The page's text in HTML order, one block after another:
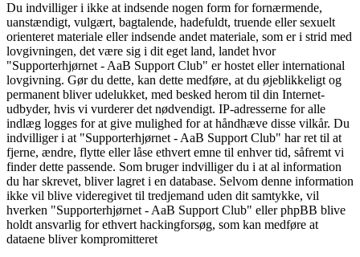
Du indvilliger i ikke at indsende nogen form for fornærmende,
uanstændigt, vulgært, bagtalende, hadefuldt, truende eller sexuelt
orienteret materiale eller indsende andet materiale, som er i strid med
lovgivningen, det være sig i dit eget land, landet hvor
"Supporterhjørnet - AaB Support Club" er hostet eller international
lovgivning. Gør du dette, kan dette medføre, at du øjeblikkeligt og
permanent bliver udelukket, med besked herom til din Internet-
udbyder, hvis vi vurderer det nødvendigt. IP-adresserne for alle
indlæg logges for at give mulighed for at håndhæve disse vilkår. Du
indvilliger i at "Supporterhjørnet - AaB Support Club" har ret til at
fjerne, ændre, flytte eller låse ethvert emne til enhver tid, såfremt vi
finder dette passende. Som bruger indvilliger du i at al information
du har skrevet, bliver lagret i en database. Selvom denne information
ikke vil blive videregivet til tredjemand uden dit samtykke, vil
hverken "Supporterhjørnet - AaB Support Club" eller phpBB blive
holdt ansvarlig for ethvert hackingforsøg, som kan medføre at
dataene bliver kompromitteret